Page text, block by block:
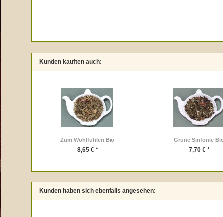
Kunden kauften auch:
Zum Wohlfühlen Bio
8,65 € *
Grüne Sinfonie
7,70 € *
Kunden haben sich ebenfalls angesehen: